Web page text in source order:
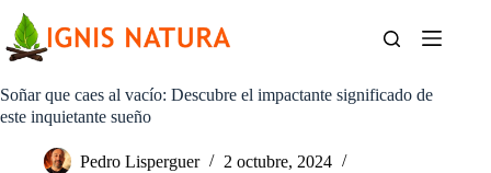
contenido
Soñar que caes al vacío: Descubre el impactante significado de
este inquietante sueño
Pedro Lisperguer
2 octubre, 2024